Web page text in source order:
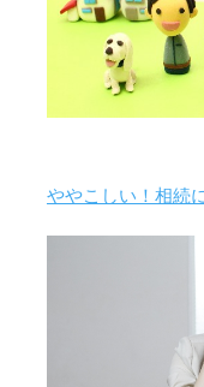
ややこしい！相続